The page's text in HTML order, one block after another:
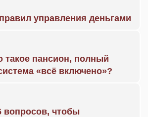
управления деньгами
такое пансион, полный
«всё включено»?
вопросов, чтобы